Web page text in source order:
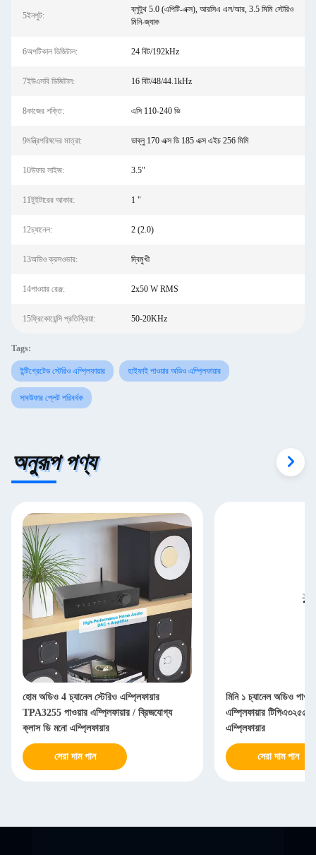
5ইনপুট:
ব্লুটুথ 5.0 (এপিটি-এক্স), আরসিএ এল/আর, 3.5 মিমি স্টেরিও
মিনি-জ্যাক
6অপটিকাল ডিজিটাল: 24 বিট/192kHz
7ইউএসবি ডিজিটাল: 16 বিট/48/44.1kHz
8কাজের শক্তি: এসি 110-240 ভি
9মন্ত্রিপরিষদের মাত্রা: ডাব্লু 170 এক্স ডি 185 এক্স এইচ 256 মিমি
10উফার সাইজ: 3.5"
11টুইটারের আকার: 1 "
12চ্যানেল: 2 (2.0)
13অডিও ক্রসওভার: দ্বিমুখী
14পাওয়ার রেঞ্জ: 2x50 W RMS
15ফ্রিকোয়েন্সি প্রতিক্রিয়া: 50-20KHz
Tags:
ইন্টিগ্রেটেড স্টেরিও এম্প্লিফায়ার হাইফাই পাওয়ার অডিও এম্প্লিফায়ার
সাবউফার প্লেট পরিবর্ধক
অনুরূপ পণ্য
হোম অডিও 4 চ্যানেল স্টেরিও এম্প্লিফায়ার
TPA3255 পাওয়ার এম্প্লিফায়ার / ব্রিজযোগ্য
ক্লাস ডি মনো এম্প্লিফায়ার
সেরা দাম পান
মিনি ১ চ্যানেল অডিও
এম্প্লিফায়ার টিপিএ৩২৫৫
এম্প্লিফায়ার
সেরা দাম পান